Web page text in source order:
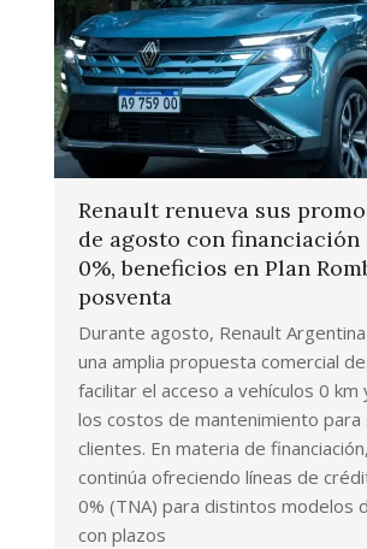
Renault renueva sus
de agosto con financiación
0%, beneficios en Plan
posventa
Durante agosto, Renault
una amplia propuesta comercial
facilitar el acceso a vehículos 0 km
los costos de mantenimiento para
clientes. En materia de
continúa ofreciendo líneas de
0% (TNA) para distintos modelos
con plazos